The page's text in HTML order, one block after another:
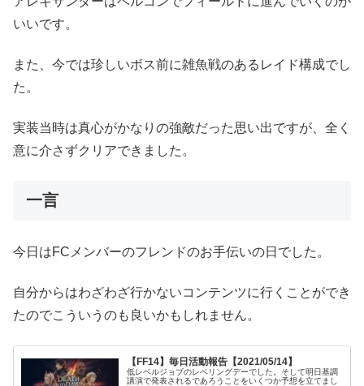
いいです。
また、今では珍しいボス前に雑魚戦のあるレイド構成でし
た。
実装当時は真心がかなりの強敵だった思い出ですが、全く
意に介さずクリアできました。
一言
今日はFCメンバーのフレンドのお手伝いの日でした。
自分からはわざわざ行かないコンテンツに行くことができ
たのでこういうのも良いかもしれません。
【FF14】毎日活動報告【2021/05/14】
低レベルジョブのレベリングデーでした。そして明日基調
講演で発表されるであろうことをいくつか予想を立てまし